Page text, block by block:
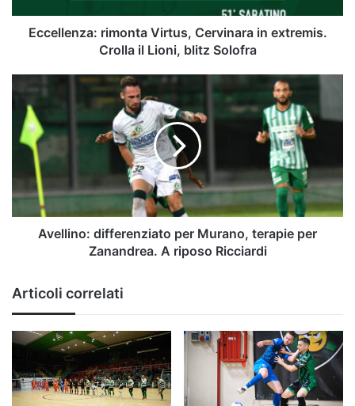
Lioni,
blitzEccellenza: rimonta Virtus, Cervinara in extremis.
Crolla il Lioni, blitz Solofra
differenziato
per
Murano,
terapie
Zanandrea.
A
riposo
RicciardiAvellino: differenziato per Murano, terapie per
Zanandrea. A riposo Ricciardi
Articoli correlati